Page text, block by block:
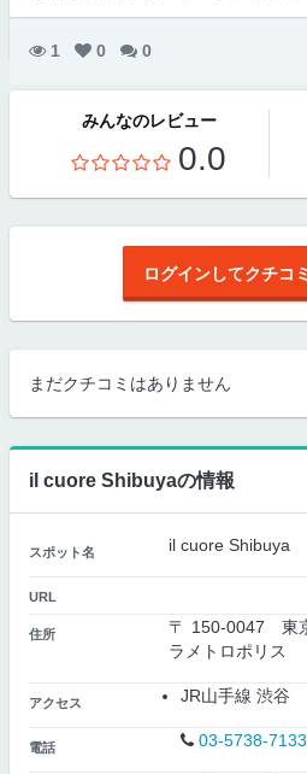
1 0 0
みんなのレビュー
0.0
ログインしてクチコ
まだクチコミはありません
il cuore Shibuyaの情報
スポット名 il cuore Shibuya
URL
住所
〒 150-0047 東
ラメトロポリス
アクセス JR山手線 渋谷
電話 03-5738-7133